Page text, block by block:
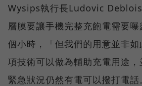
Wysips執行長Ludovic Deblois
層膜要讓手機完整充飽電需要
個小時，「但我們的用意並非
項技術可以做為輔助充電用途
緊急狀況仍然有電可以撥打電話